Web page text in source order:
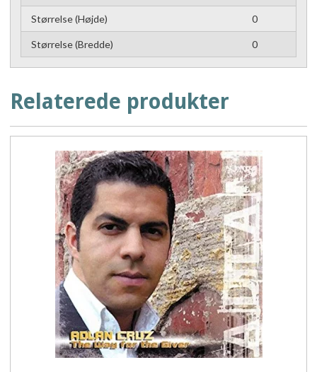
Størrelse (Højde) 0
Størrelse (Bredde) 0
Relaterede produkter